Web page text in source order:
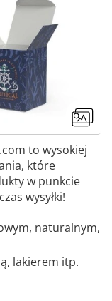
to wysokiej
które
w punkcie
wysyłki!
naturalnym,
lakierem itp.